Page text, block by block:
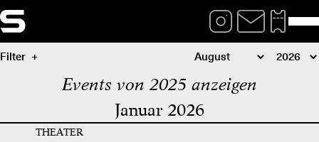
Filter
Events von 2025 anzeigen
Januar 2026
THEATER